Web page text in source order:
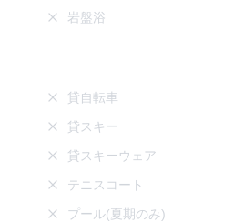
岩盤浴
貸自転車
貸スキー
貸スキーウェア
テニスコート
プール(夏期のみ)